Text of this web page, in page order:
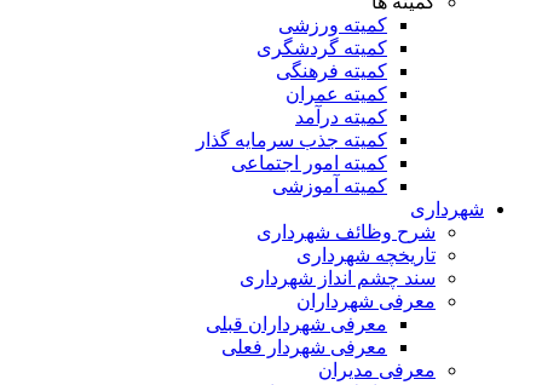
کمیته ورزشی
کمیته گردشگری
کمیته فرهنگی
کمیته عمران
کمیته درآمد
کمیته جذب سرمایه گذار
کمیته امور اجتماعی
کمیته آموزشی
شهرداری
شرح وظائف شهرداری
تاریخچه شهرداری
سند چشم انداز شهرداری
معرفی شهرداران
معرفی شهرداران قبلی
معرفی شهردار فعلی
معرفی مدیران